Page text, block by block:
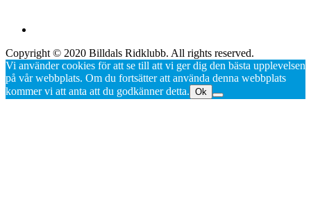
Copyright © 2020 Billdals Ridklubb. All rights reserved.
Vi använder cookies för att se till att vi ger dig den bästa upplevelsen
på vår webbplats. Om du fortsätter att använda denna webbplats
kommer vi att anta att du godkänner detta. Ok